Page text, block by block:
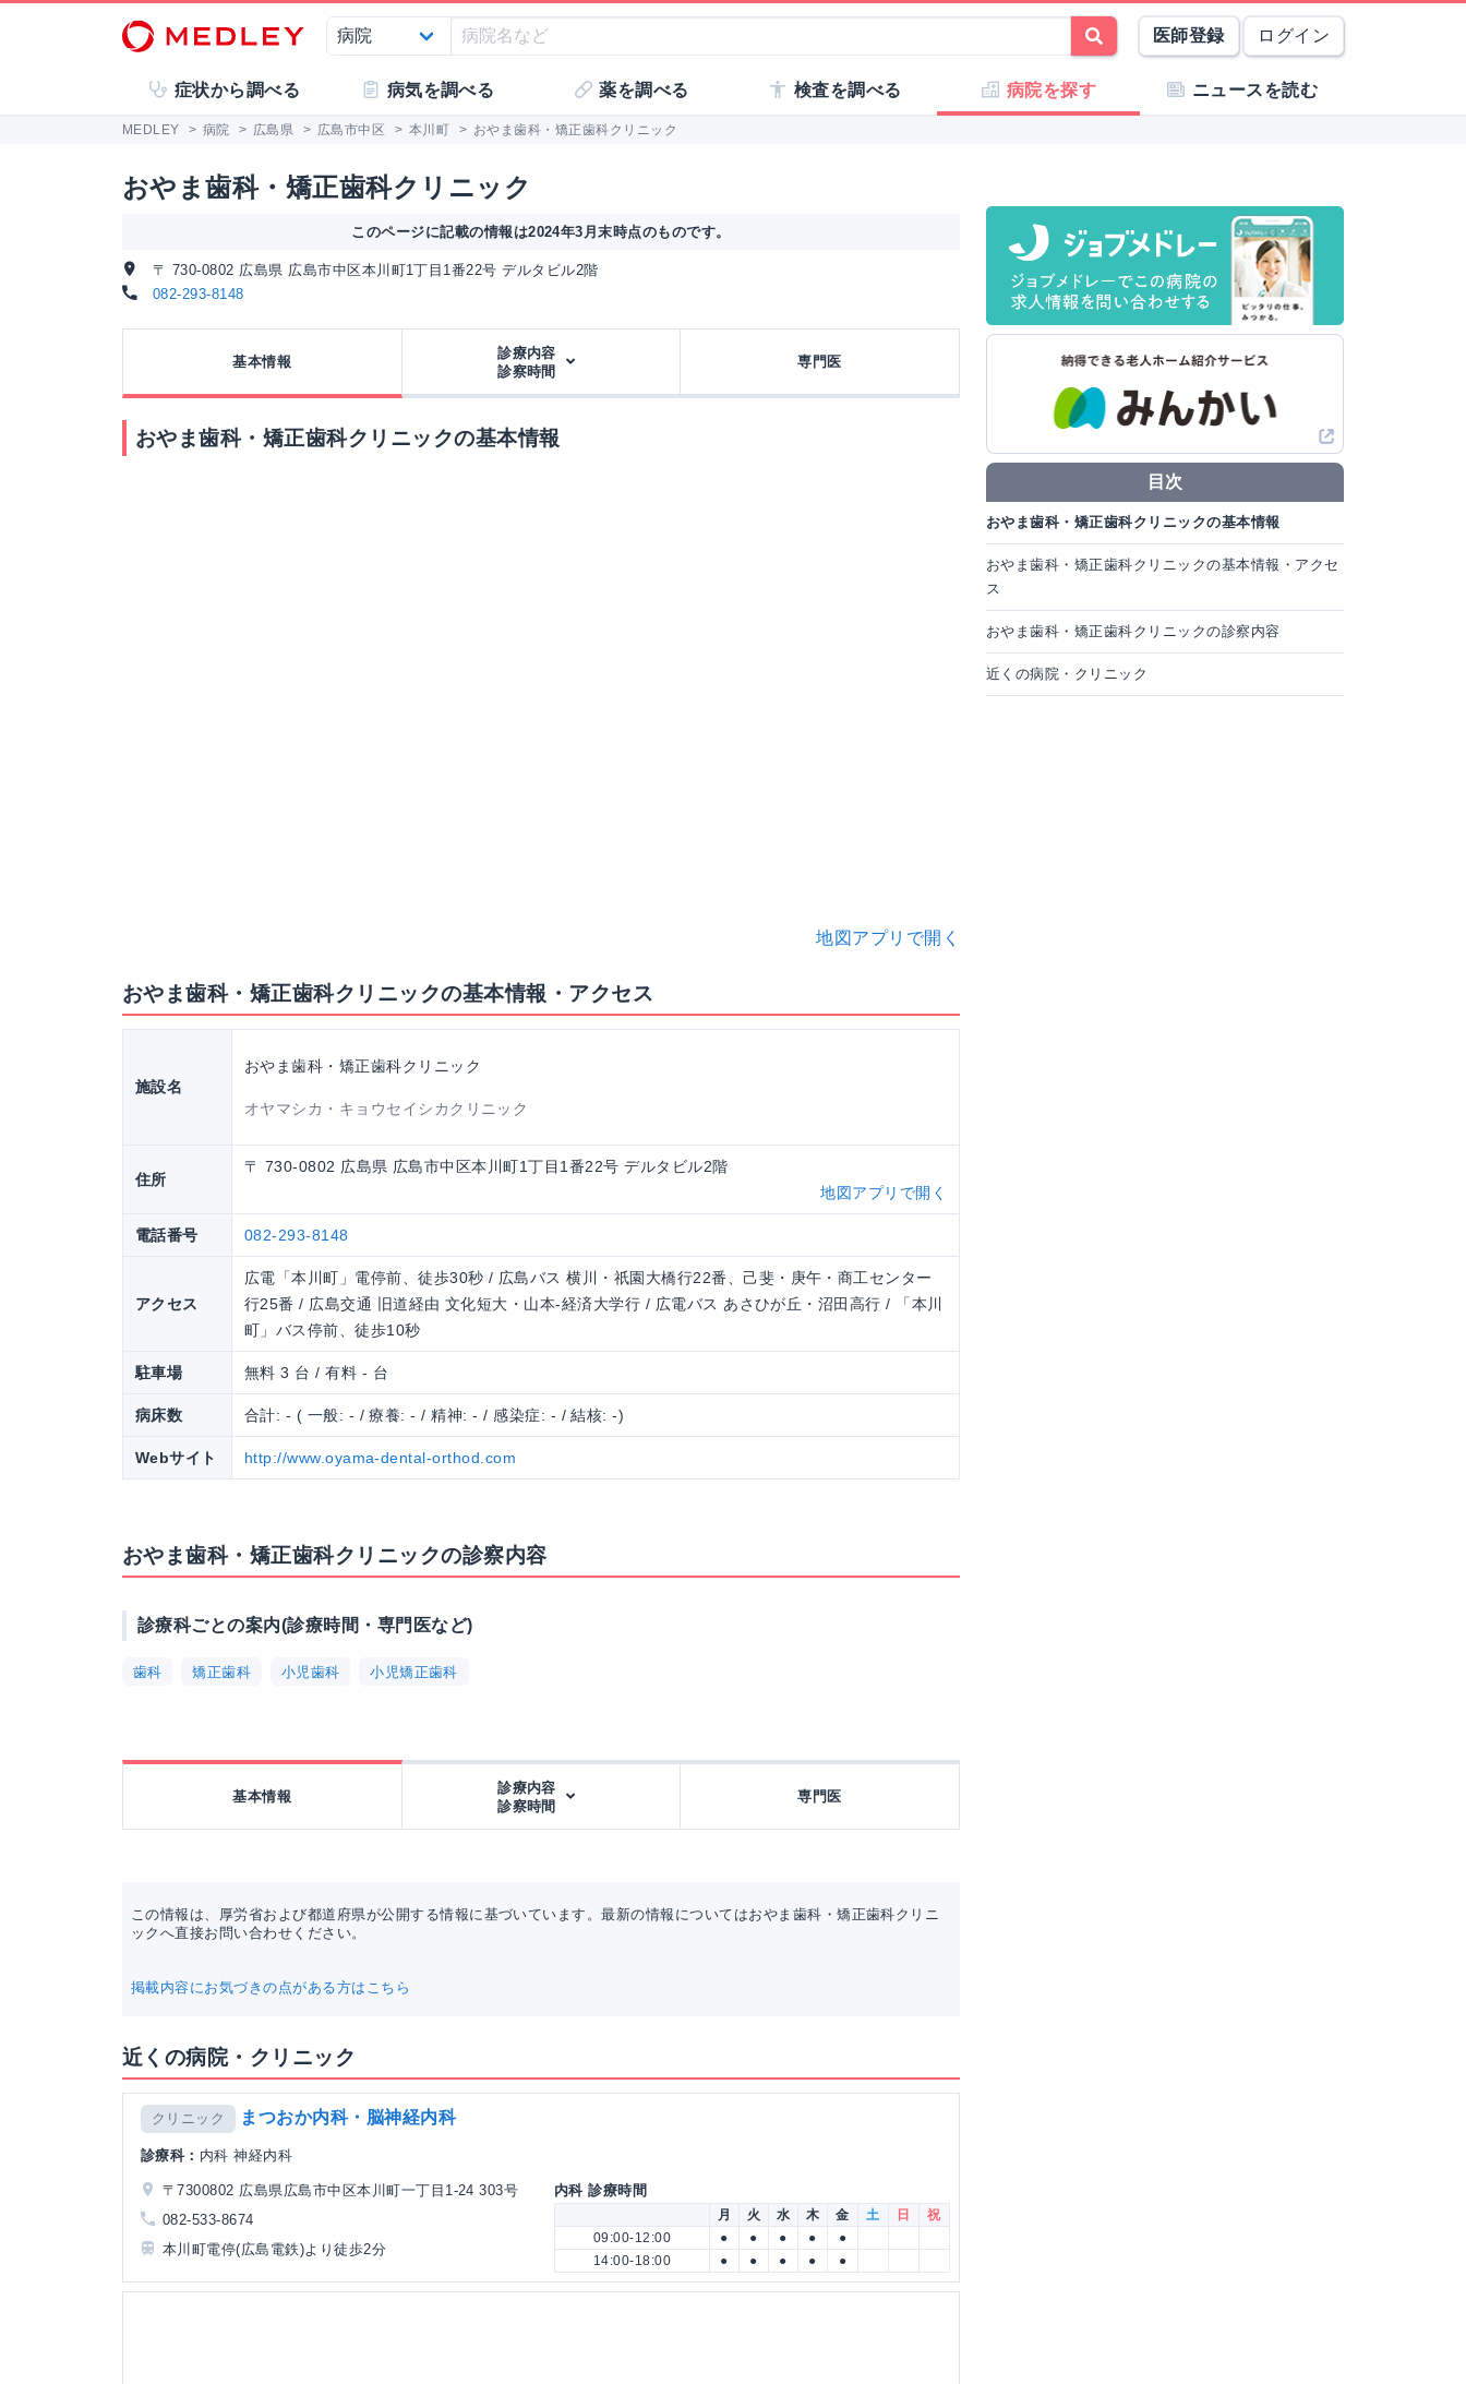
医師登録 ログイン
症状から調べる 病気を調べる 薬を調べる 検査を調べる 病院を探す ニュースを読む
MEDLEY > 病院 > 広島県 > 広島市中区 > 本川町 > おやま歯科・矯正歯科クリニック
おやま歯科・矯正歯科クリニック
このページに記載の情報は2024年3月末時点のものです。
〒 730-0802 広島県 広島市中区本川町1丁目1番22号 デルタビル2階
082-293-8148
基本情報
診療内容
診察時間
専門医
おやま歯科・矯正歯科クリニックの基本情報
地図アプリで開く
おやま歯科・矯正歯科クリニックの基本情報・アクセス
施設名
おやま歯科・矯正歯科クリニック
オヤマシカ・キョウセイシカクリニック
住所
〒 730-0802 広島県 広島市中区本川町1丁目1番22号 デルタビル2階
地図アプリで開く
電話番号 082-293-8148
アクセス
広電「本川町」電停前、徒歩30秒 / 広島バス 横川・祇園大橋行22番、己斐・庚午・商工センター
行25番 / 広島交通 旧道経由 文化短大・山本-経済大学行 / 広電バス あさひが丘・沼田高行 / 「本川
町」バス停前、徒歩10秒
駐車場 無料 3 台 / 有料 - 台
病床数 合計: - ( 一般: - / 療養: - / 精神: - / 感染症: - / 結核: -)
Webサイト http://www.oyama-dental-orthod.com
おやま歯科・矯正歯科クリニックの診察内容
診療科ごとの案内(診療時間・専門医など)
歯科 矯正歯科 小児歯科 小児矯正歯科
基本情報
診療内容
診察時間
専門医
この情報は、厚労省および都道府県が公開する情報に基づいています。最新の情報についてはおやま歯科・矯正歯科クリニ
ックへ直接お問い合わせください。
掲載内容にお気づきの点がある方はこちら
近くの病院・クリニック
クリニック まつおか内科・脳神経内科
診療科： 内科 神経内科
〒7300802 広島県広島市中区本川町一丁目1-24 303号
082-533-8674
本川町電停(広島電鉄)より徒歩2分
内科 診療時間
月 火 水 木 金 土 日
祝
09:00-12:00
● ● ● ●
●
14:00-18:00
● ● ● ● ●
目次
おやま歯科・矯正歯科クリニックの基本情報
おやま歯科・矯正歯科クリニックの基本情報・アクセ
ス
おやま歯科・矯正歯科クリニックの診察内容
近くの病院・クリニック